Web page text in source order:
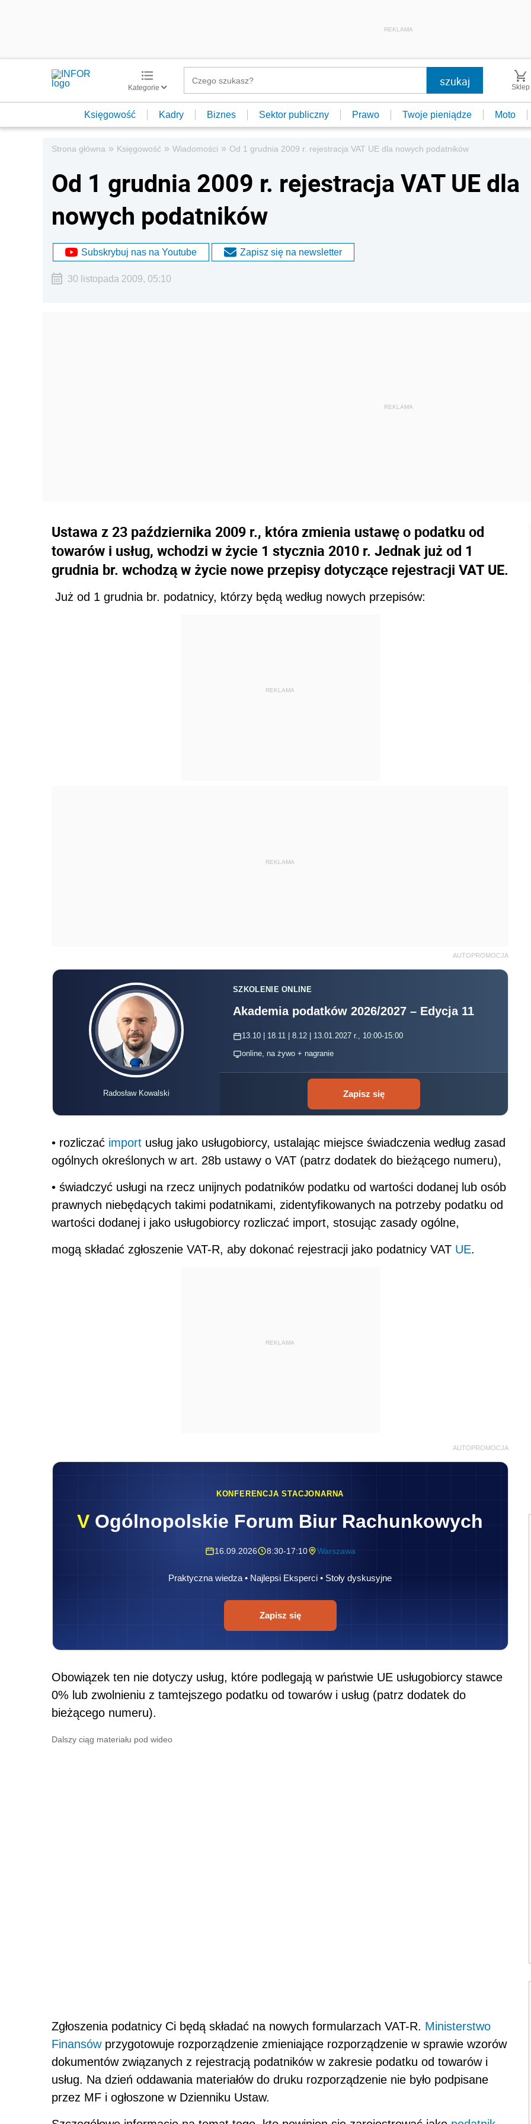
REKLAMA
Kategorie Sklep
Księgowość Kadry Biznes Sektor publiczny Prawo Twoje pieniądze Moto
Strona główna » Księgowość » Wiadomości » Od 1 grudnia 2009 r. rejestracja VAT UE dla nowych podatników
Od 1 grudnia 2009 r. rejestracja VAT UE dla
nowych podatników
Subskrybuj nas na Youtube Zapisz się na newsletter
30 listopada 2009, 05:10
Ustawa z 23 października 2009 r., która zmienia ustawę o podatku od
towarów i usług, wchodzi w życie 1 stycznia 2010 r. Jednak już od 1
grudnia br. wchodzą w życie nowe przepisy dotyczące rejestracji VAT UE.
Już od 1 grudnia br. podatnicy, którzy będą według nowych przepisów:
REKLAMA
REKLAMA
AUTOPROMOCJA
Radosław Kowalski
SZKOLENIE ONLINE
Akademia podatków 2026/2027 – Edycja 11
13.10 | 18.11 | 8.12 | 13.01.2027 r., 10:00-15:00
online, na żywo + nagranie
Zapisz się
• rozliczać import usług jako usługobiorcy, ustalając miejsce świadczenia według zasad
ogólnych określonych w art. 28b ustawy o VAT (patrz dodatek do bieżącego numeru),
• świadczyć usługi na rzecz unijnych podatników podatku od wartości dodanej lub osób
prawnych niebędących takimi podatnikami, zidentyfikowanych na potrzeby podatku od
wartości dodanej i jako usługobiorcy rozliczać import, stosując zasady ogólne,
mogą składać zgłoszenie VAT-R, aby dokonać rejestracji jako podatnicy VAT UE.
REKLAMA
AUTOPROMOCJA
KONFERENCJA STACJONARNA
V Ogólnopolskie Forum Biur Rachunkowych
16.09.2026 8:30-17:10 Warszawa
Praktyczna wiedza • Najlepsi Eksperci • Stoły dyskusyjne
Zapisz się
Obowiązek ten nie dotyczy usług, które podlegają w państwie UE usługobiorcy stawce
0% lub zwolnieniu z tamtejszego podatku od towarów i usług (patrz dodatek do
bieżącego numeru).
Dalszy ciąg materiału pod wideo
Zgłoszenia podatnicy Ci będą składać na nowych formularzach VAT-R. Ministerstwo
Finansówprzygotowuje rozporządzenie zmieniające rozporządzenie w sprawie wzorów
dokumentów związanych z rejestracją podatników w zakresie podatku od towarów i
usług. Na dzień oddawania materiałów do druku rozporządzenie nie było podpisane
przez MF i ogłoszone w Dzienniku Ustaw.